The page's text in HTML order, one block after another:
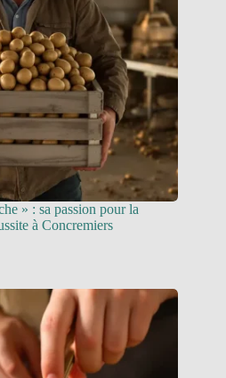
» : sa passion pour la
à Concremiers